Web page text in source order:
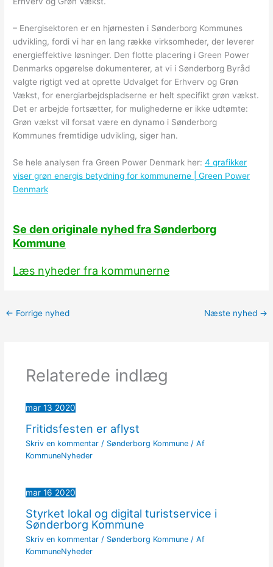
– Energisektoren er en hjørnesten i Sønderborg Kommunes
udvikling, fordi vi har en lang række virksomheder, der leverer
energieffektive løsninger. Den flotte placering i Green Power
Denmarks opgørelse dokumenterer, at vi i Sønderborg Byråd
valgte rigtigt ved at oprette Udvalget for Erhverv og Grøn
Vækst, for energiarbejdspladserne er helt specifikt grøn vækst.
Det er arbejde fortsætter, for mulighederne er ikke udtømte:
Grøn vækst vil forsat være en dynamo i Sønderborg
Kommunes fremtidige udvikling, siger han.
Se hele analysen fra Green Power Denmark her:4 grafikker
viser grøn energis betydning for kommunerne | Green Power
Denmark
Se den originale nyhed fra Sønderborg
Kommune
Læs nyheder fra kommunerne
← Forrige nyhed Næste nyhed →
Relaterede indlæg
mar 13 2020
Fritidsfesten er aflyst
Skriv en kommentar / Sønderborg Kommune/ Af
KommuneNyheder
mar 16 2020
Styrket lokal og digital turistservice i
Sønderborg Kommune
Skriv en kommentar / Sønderborg Kommune/ Af
KommuneNyheder